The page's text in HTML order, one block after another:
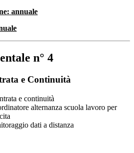
annuale
n° 4
e Continuità
e continuità
alternanza scuola lavoro per
dati a distanza